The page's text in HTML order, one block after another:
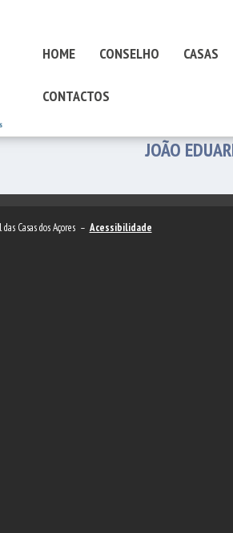
HOME CONSELHO CASAS
CONTACTOS
JOÃO
Casas dos Açores – Acessibilidade